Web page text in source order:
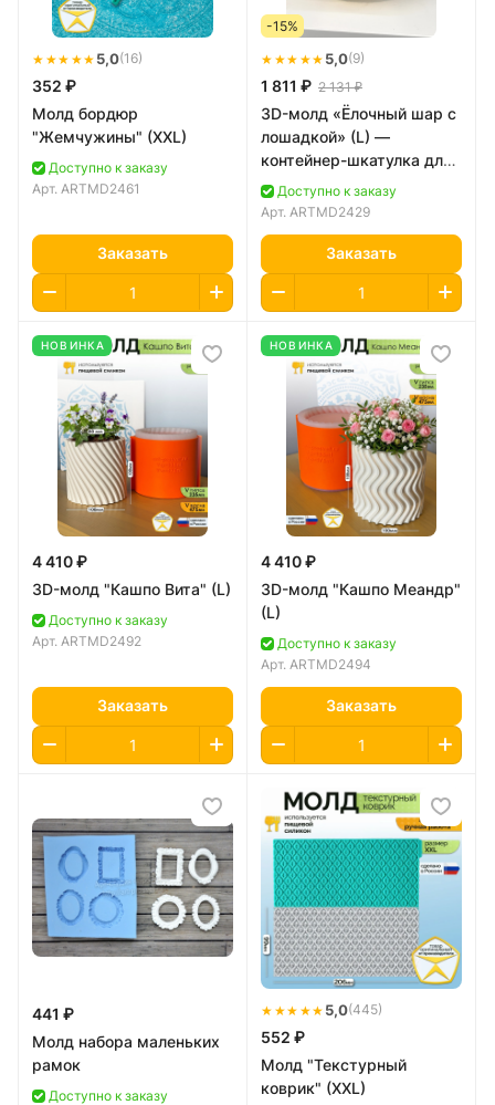
★★★★★ 5,0(16)
352 ₽
Молд бордюр
"Жемчужины" (XXL)
Доступно к заказу
Арт. ARTMD2461
Заказать
-15%
★★★★★ 5,0(9)
1 811 ₽ 2 131 ₽
3D-молд «Ёлочный шар с
лошадкой» (L) —
контейнер-шкатулка для
свечиДоступно к заказу
Арт. ARTMD2429
Заказать
НОВИНКА
4 410 ₽
3D-молд "Кашпо Вита" (L)
Доступно к заказу
Арт. ARTMD2492
Заказать
НОВИНКА
4 410 ₽
3D-молд "Кашпо Меандр"
(L)
Доступно к заказу
Арт. ARTMD2494
Заказать
441 ₽
Молд набора маленьких
рамок
Доступно к заказу
★★★★★ 5,0(445)
552 ₽
Молд "Текстурный
коврик" (XXL)